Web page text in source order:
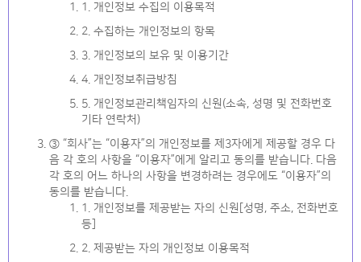
1. 개인정보 수집의 이용목적
2. 수집하는 개인정보의 항목
3. 개인정보의 보유 및 이용기간
4. 개인정보취급방침
5. 개인정보관리책임자의 신원(소속, 성명 및 전화번호
기타 연락처)
③ “회사”는 “이용자”의 개인정보를 제3자에게 제공할 경우 다
음 각 호의 사항을 “이용자”에게 알리고 동의를 받습니다. 다음
각 호의 어느 하나의 사항을 변경하려는 경우에도 “이용자”의
동의를 받습니다.
1. 개인정보를 제공받는 자의 신원[성명, 주소, 전화번호
등]
2. 제공받는 자의 개인정보 이용목적